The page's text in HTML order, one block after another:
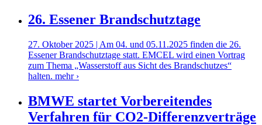
26. Essener Brandschutztage
27. Oktober 2025 | Am 04. und 05.11.2025 finden die 26.
Essener Brandschutztage statt. EMCEL wird einen Vortrag
zum Thema „Wasserstoff aus Sicht des Brandschutzes“
halten. mehr ›
BMWE startet Vorbereitendes
Verfahren für CO2-Differenzverträge